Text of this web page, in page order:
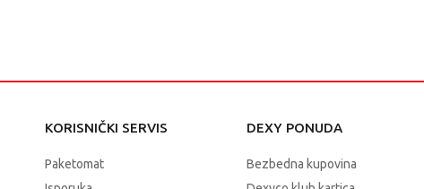
KORISNIČKI SERVIS
Paketomat
DEXY PONUDA
Bezbedna kupovina